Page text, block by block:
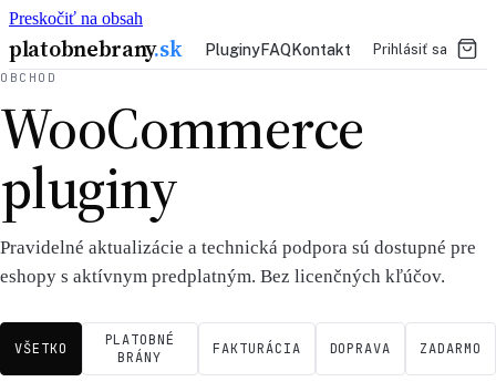
Preskočiť na obsah
platobnebrany.sk PluginyFAQKontakt Prihlásiť sa
OBCHOD
WooCommerce
pluginy
Pravidelné aktualizácie a technická podpora sú dostupné pre
eshopy s aktívnym predplatným. Bez licenčných kľúčov.
VŠETKO
PLATOBNÉ
BRÁNY
FAKTURÁCIA DOPRAVA ZADARMO